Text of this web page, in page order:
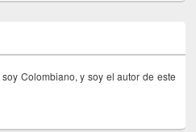
soy Colombiano, y soy el autor de este